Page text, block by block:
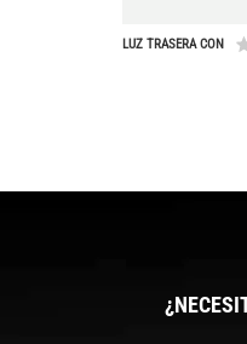
LUZ TRASERA CON